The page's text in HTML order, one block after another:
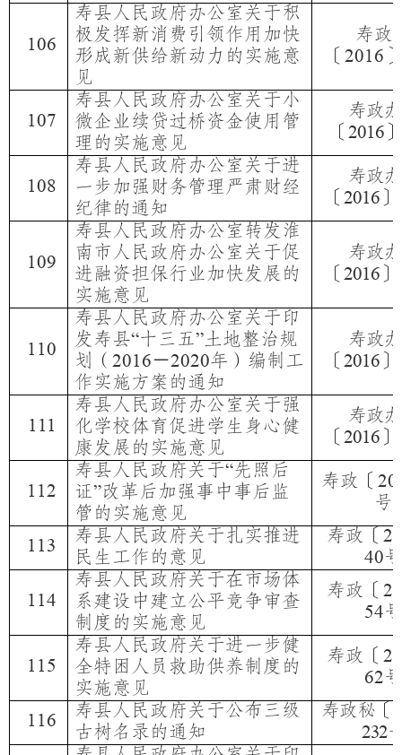
106
寿县人民政府办公室关于积
极发挥新消费引领作用加快
形成新供给新动力的实施意
见
寿政
〔 2016 〕
107
寿县人民政府办公室关于小
微企业续贷过桥资金使用管
理的实施意见
寿政
〔 2016〕
108
寿县人民政府办公室关于进
一步加强财务管理严肃财经
纪律的通知
寿政
〔 2016〕
109
寿县人民政府办公室转发淮
南市人民政府办公室关于促
进融资担保行业加快发展的
实施意见
寿政
〔 2016〕
110
寿县人民政府办公室关于印
发寿县“十三五”土地整治规
划（2016－2020年）编制工
作实施方案的通知
寿政
〔 2016〕
111
寿县人民政府办公室关于强
化学校体育促进学生身心健
康发展的实施意见
寿政
〔 2016〕
112
寿县人民政府关于“先照后
证”改革后加强事中事后监
管的实施意见
寿政〔
号
113
寿县人民政府关于扎实推进
民生工作的意见
寿政〔
40号
114
寿县人民政府关于在市场体
系建设中建立公平竞争审查
制度的实施意见
寿政〔
54号
115
寿县人民政府关于进一步健
全特困人员救助供养制度的
实施意见
寿政〔
62号
116
寿县人民政府关于公布三级
古树名录的通知
寿政秘〔
232